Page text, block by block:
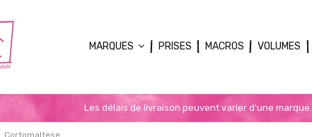
MARQUES PRISES MACROS VOLUMES
Les délais de livraison peuvent varier d'une marque